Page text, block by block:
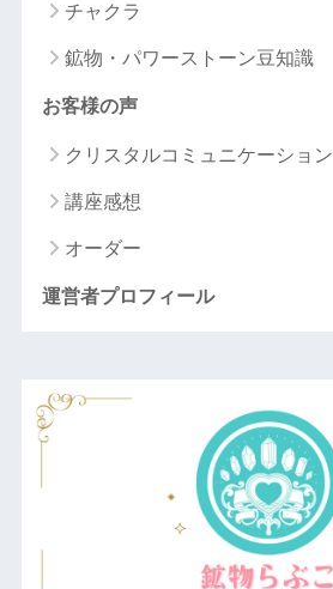
チャクラ
鉱物・パワーストーン豆知識
お客様の声
クリスタルコミュニケーション
講座感想
オーダー
運営者プロフィール